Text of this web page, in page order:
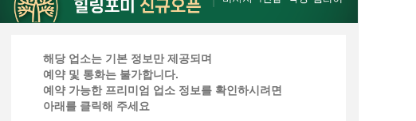
해당 업소는 기본 정보만 제공되며
예약 및 통화는 불가합니다.
예약 가능한 프리미엄 업소 정보를 확인하시려면
아래를 클릭해 주세요